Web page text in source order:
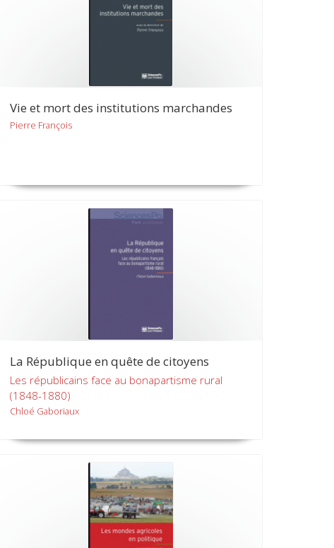
Vie et mort des institutions marchandes
Pierre François
La République en quête de citoyens
Les républicains face au bonapartisme rural
(1848-1880)
Chloé Gaboriaux